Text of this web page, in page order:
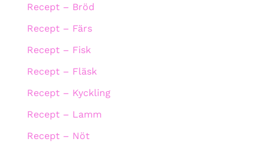
Recept – Bröd
Recept – Färs
Recept – Fisk
Recept – Fläsk
Recept – Kyckling
Recept – Lamm
Recept – Nöt